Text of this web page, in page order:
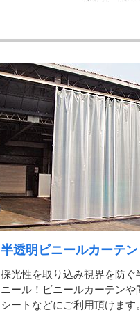
半透明ビニールカーテン
採光性を取り込み視界を防ぐ
ニール！ビニールカーテンや
シートなどにご利用頂けます